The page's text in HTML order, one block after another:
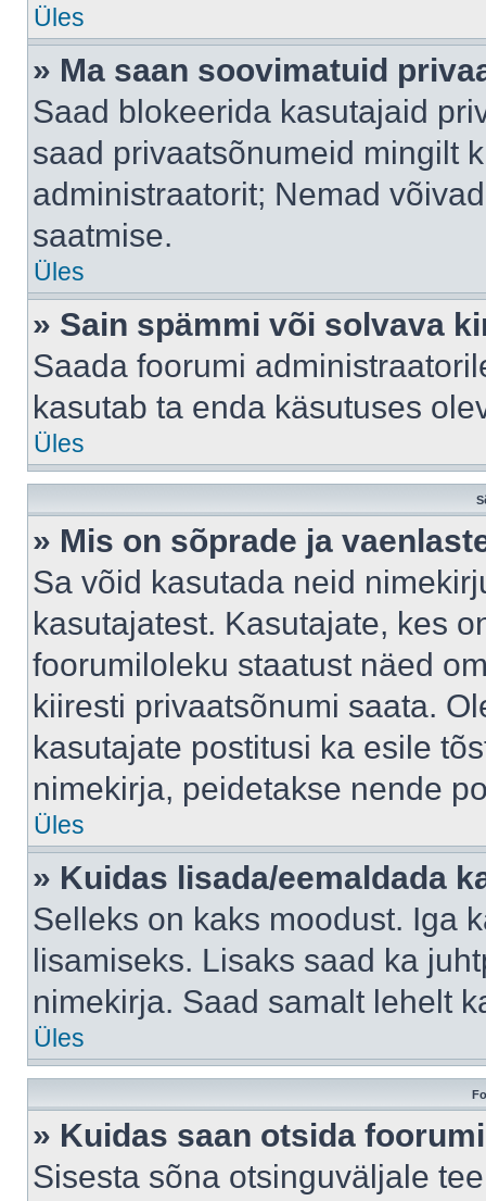
Üles
» Ma saan soovimatuid
Saad blokeerida kasutajaid
saad privaatsõnumeid mingilt
administraatorit; Nemad
saatmise.
Üles
» Sain spämmi või solvava
Saada foorumi
kasutab ta enda käsutuses
Üles
» Mis on sõprade ja
Sa võid kasutada neid
kasutajatest. Kasutajate, kes
foorumiloleku staatust näed
kiiresti privaatsõnumi saata.
kasutajate postitusi ka esile
nimekirja, peidetakse nende
Üles
» Kuidas lisada/eemaldada
Selleks on kaks moodust. Iga
lisamiseks. Lisaks saad ka
nimekirja. Saad samalt lehelt
Üles
» Kuidas saan otsida
Sisesta sõna otsinguväljale